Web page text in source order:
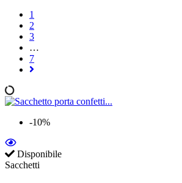
1
2
3
…
7
-10%
Disponibile
Sacchetti